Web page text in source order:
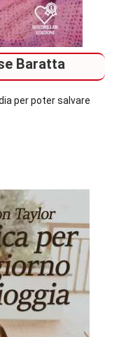
Baratta
per poter salvare